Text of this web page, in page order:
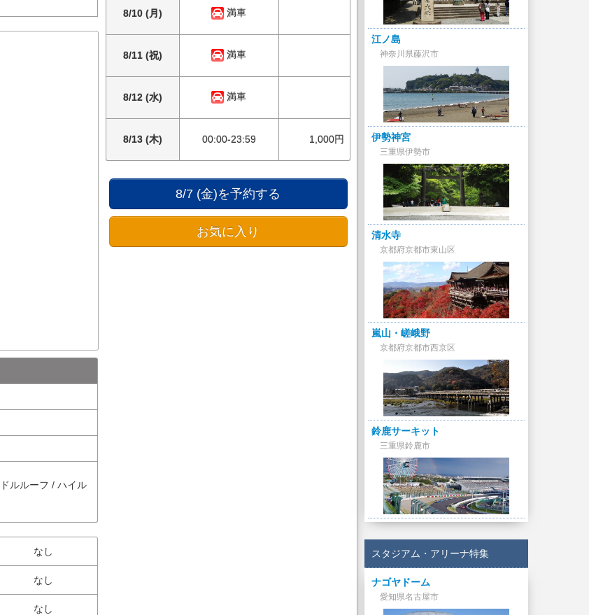
ルルーフ / ハイル
なし
なし
なし
8/10 (月) 満車
8/11 (祝) 満車
8/12 (水) 満車
8/13 (木) 00:00-23:59 1,000円
8/7 (金)を予約する
お気に入り
江ノ島
神奈川県藤沢市
伊勢神宮
三重県伊勢市
清水寺
京都府京都市東山区
嵐山・嵯峨野
京都府京都市西京区
鈴鹿サーキット
三重県鈴鹿市
スタジアム・アリーナ特集
ナゴヤドーム
愛知県名古屋市